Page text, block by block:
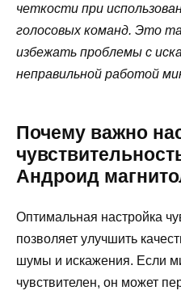
четкости при
голосовых команд. Это
избежать проблемы с
неправильной работой
Почему важно
Андроид
Оптимальная настройка
позволяет улучшить
шумы и искажения. Если
чувствителен, он может